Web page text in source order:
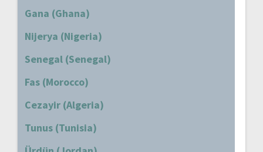
Gana (Ghana)
Nijerya (Nigeria)
Senegal (Senegal)
Fas (Morocco)
Cezayir (Algeria)
Tunus (Tunisia)